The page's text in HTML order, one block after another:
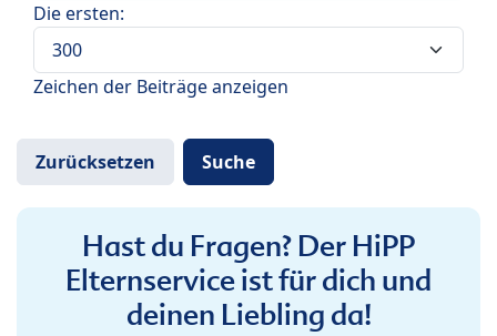
Die ersten:
Zeichen der Beiträge anzeigen
Hast du Fragen? Der HiPP
Elternservice ist für dich und
deinen Liebling da!